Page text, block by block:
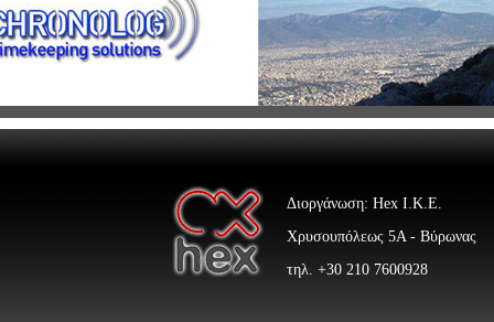
Διοργάνωση: Hex Ι.Κ.Ε.
Χρυσουπόλεως 5Α - Βύρωνας
τηλ. +30 210 7600928